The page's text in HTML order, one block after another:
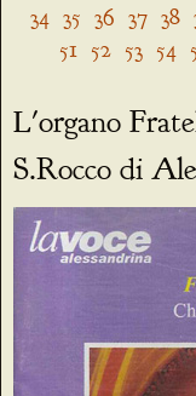
34 35 36 37 38
51 52 53 54
L'organo
S.Rocco di